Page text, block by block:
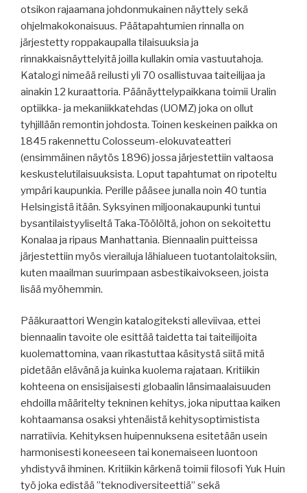
otsikon rajaamana johdonmukainen näyttely sekä
ohjelmakokonaisuus. Päätapahtumien rinnalla on
järjestetty roppakaupalla tilaisuuksia ja
rinnakkaisnäyttelyitä joilla kullakin omia vastuutahoja.
Katalogi nimeää reilusti yli 70 osallistuvaa taiteilijaa ja
ainakin 12 kuraattoria. Päänäyttelypaikkana toimii Uralin
optiikka- ja mekaniikkatehdas (UOMZ) joka on ollut
tyhjillään remontin johdosta. Toinen keskeinen paikka on
1845 rakennettu Colosseum-elokuvateatteri
(ensimmäinen näytös 1896) jossa järjestettiin valtaosa
keskustelutilaisuuksista. Loput tapahtumat on ripoteltu
ympäri kaupunkia. Perille pääsee junalla noin 40 tuntia
Helsingistä itään. Syksyinen miljoonakaupunki tuntui
bysantilaistyyliseltä Taka-Töölöltä, johon on sekoitettu
Konalaa ja ripaus Manhattania. Biennaalin puitteissa
järjestettiin myös vierailuja lähialueen tuotantolaitoksiin,
kuten maailman suurimpaan asbestikaivokseen, joista
lisää myöhemmin.
Pääkuraattori Wengin katalogiteksti alleviivaa, ettei
biennaalin tavoite ole esittää taidetta tai taiteilijoita
kuolemattomina, vaan rikastuttaa käsitystä siitä mitä
pidetään elävänä ja kuinka kuolema rajataan. Kritiikin
kohteena on ensisijaisesti globaalin länsimaalaisuuden
ehdoilla määritelty tekninen kehitys, joka niputtaa kaiken
kohtaamansa osaksi yhtenäistä kehitysoptimistista
narratiivia. Kehityksen huipennuksena esitetään usein
harmonisesti koneeseen tai konemaiseen luontoon
yhdistyvä ihminen. Kritiikin kärkenä toimii filosofi Yuk Huin
työ joka edistää ”teknodiversiteettiä” sekä